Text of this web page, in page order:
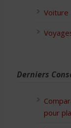
Voiture
Derniers
pour